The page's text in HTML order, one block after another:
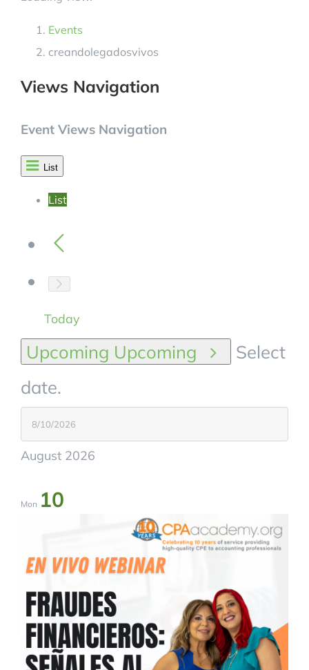
CONTACTANOS
Events
creandolegadosvivos
Views Navigation
Event Views Navigation
List
List
Today
Upcoming Upcoming
Select
date.
August 2026
Mon 10